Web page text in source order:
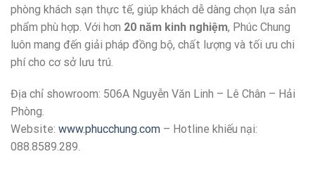
phòng khách sạn thực tế, giúp khách dễ dàng chọn lựa sản
phẩm phù hợp. Với hơn 20 năm kinh nghiệm, Phúc Chung
luôn mang đến giải pháp đồng bộ, chất lượng và tối ưu chi
phí cho cơ sở lưu trú.
Địa chỉ showroom: 506A Nguyễn Văn Linh – Lê Chân – Hải
Phòng.
Website: www.phucchung.com – Hotline khiếu nại:
088.8589.289.